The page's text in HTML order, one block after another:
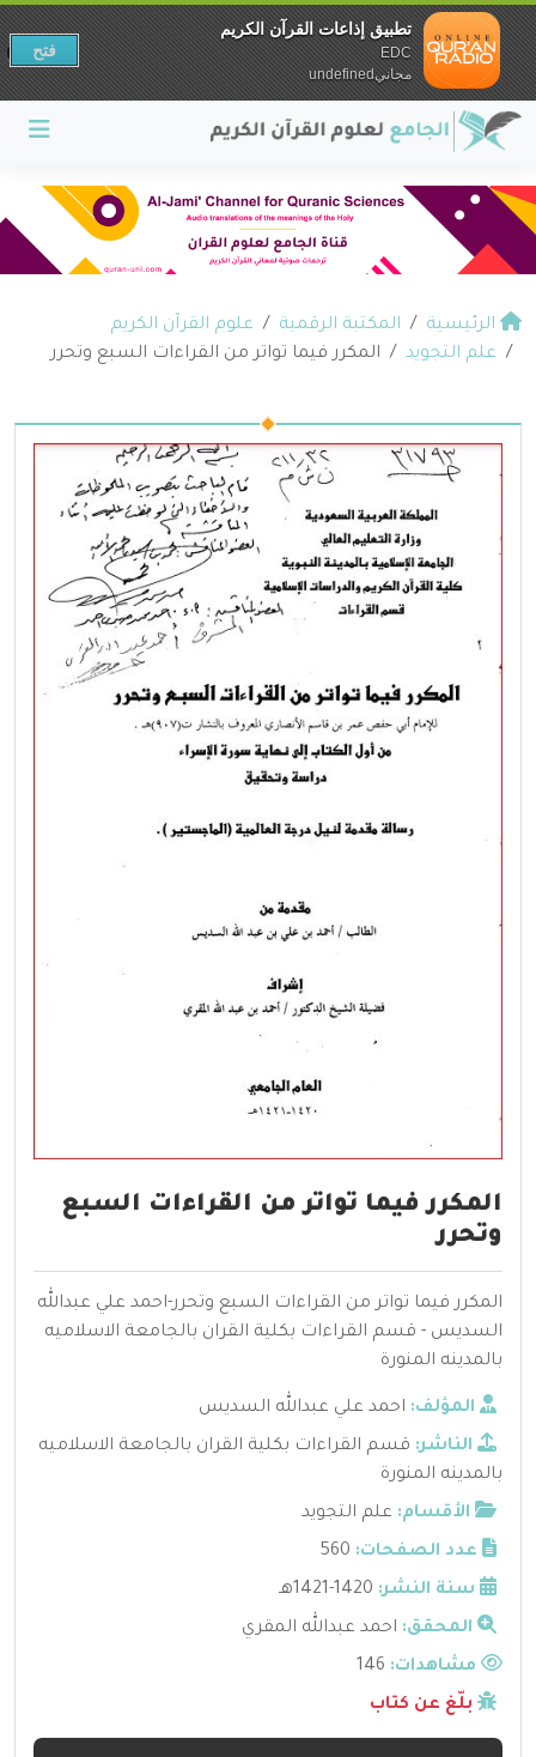
الرئيسية المكتبة الرقمية
علوم القرآن الكريم
علم التجويد
المكرر فيما تواتر من القراءات السبع وتحرر
المكرر فيما تواتر من القراءات السبع
وتحرر
المكرر فيما تواتر من القراءات السبع وتحرر-احمد علي عبدالله
السديس - قسم القراءات بكلية القران بالجامعة الاسلاميه
بالمدينه المنورة
المؤلف: احمد علي عبدالله السديس
الناشر: قسم القراءات بكلية القران بالجامعة الاسلاميه
بالمدينه المنورة
الأقسام: علم التجويد
عدد الصفحات: 560
سنة النشر: 1420-1421هـ
المحقق: احمد عبدالله المقري
مشاهدات:
بلّغ عن كتاب
تطبيق إذاعات القرآن الكريم
EDC
مجانيundefined
فتح